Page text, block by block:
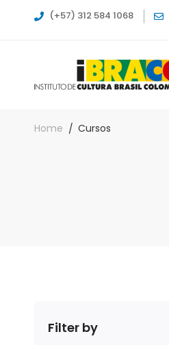
(+57) 312 584 1068
Home Cursos
Filter by